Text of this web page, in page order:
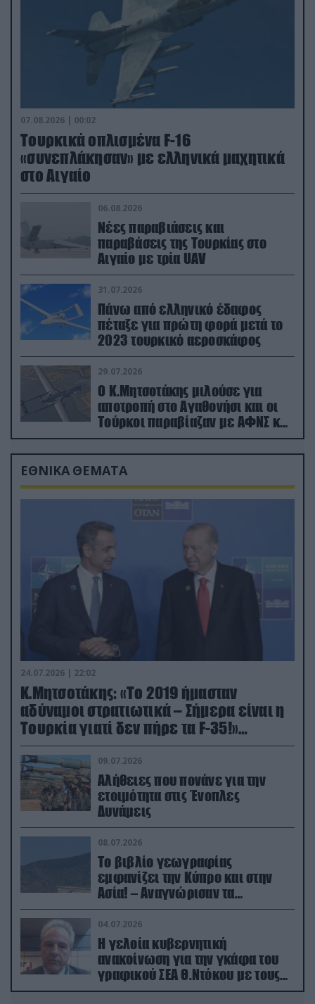
07.08.2026 | 00:02
Τουρκικά οπλισμένα F-16
«συνεπλάκησαν» με ελληνικά μαχητικά
στο Αιγαίο
06.08.2026
Νέες παραβιάσεις και
παραβάσεις της Τουρκίας στο
Αιγαίο με τρία UAV
31.07.2026
Πάνω από ελληνικό έδαφος
πέταξε για πρώτη φορά μετά το
2023 τουρκικό αεροσκάφος
29.07.2026
Ο Κ.Μητσοτάκης μιλούσε για
αποτροπή στο Αγαθονήσι και οι
Τούρκοι παραβίαζαν με ΑΦΝΣ και
drone
ΕΘΝΙΚΑ ΘΕΜΑΤΑ
24.07.2026 | 22:02
Κ.Μητσοτάκης: «Το 2019 ήμασταν
αδύναμοι στρατιωτικά – Σήμερα είναι η
Τουρκία γιατί δεν πήρε τα F-35!»
(βίντεο)
09.07.2026
Αλήθειες που πονάνε για την
ετοιμότητα στις Ένοπλες
Δυνάμεις
08.07.2026
Το βιβλίο γεωγραφίας
εμφανίζει την Κύπρο και στην
Ασία! – Αναγνώρισαν τα
κατεχόμενα; (φωτο)
04.07.2026
Η γελοία κυβερνητική
ανακοίνωση για την γκάφα του
γραφικού ΣΕΑ Θ.Ντόκου με τους
Ρώσους φαρσέρ